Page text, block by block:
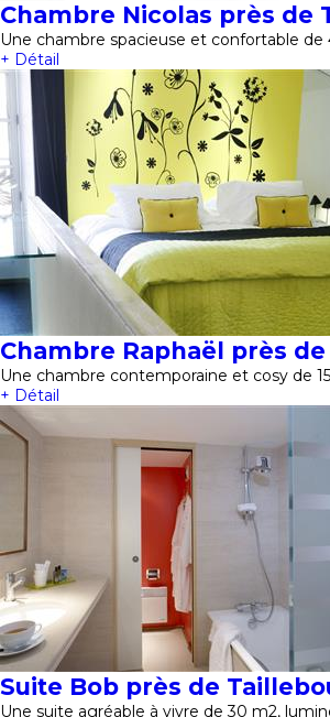
Chambre Nicolas près de
Une chambre spacieuse et confortable
+ Détail
Chambre Raphaël près
Une chambre contemporaine et cosy de
+ Détail
Suite Bob près de
Une suite agréable à vivre de 30 m2,